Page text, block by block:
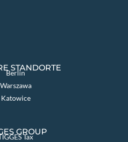
STANDORTE
Berlin
Warszawa
Katowice
GROUP
Tax